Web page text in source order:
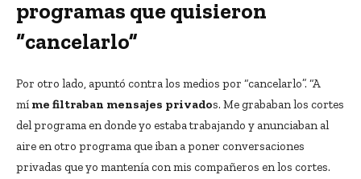
programas que quisieron
“cancelarlo”
Por otro lado, apuntó contra los medios por “cancelarlo”. “A
mí me filtraban mensajes privados. Me grababan los cortes
del programa en donde yo estaba trabajando y anunciaban al
aire en otro programa que iban a poner conversaciones
privadas que yo mantenía con mis compañeros en los cortes.